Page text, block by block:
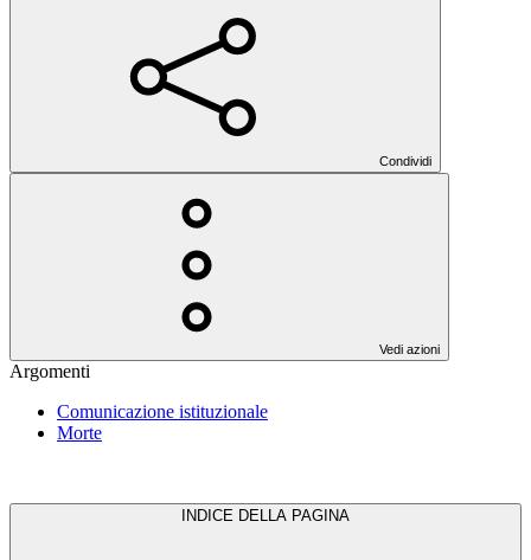
Condividi
Vedi azioni
Argomenti
Comunicazione istituzionale
Morte
INDICE DELLA PAGINA